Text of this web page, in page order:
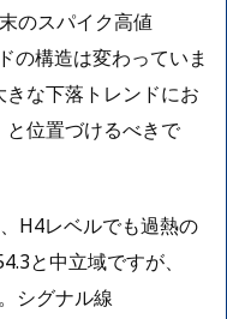
のスパイク高値
の構造は変わっていま
な下落トレンドにお
位置づけるべきで
H4レベルでも過熱の
と中立域ですが、
シグナル線